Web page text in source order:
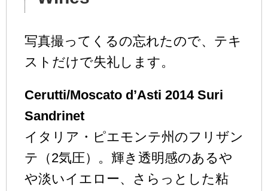
写真撮ってくるの忘れたので、テキ
ストだけで失礼します。
Cerutti/Moscato d’Asti 2014 Suri
Sandrinet
イタリア・ピエモンテ州のフリザン
テ（2気圧）。輝き透明感のあるや
や淡いイエロー、さらっとした粘